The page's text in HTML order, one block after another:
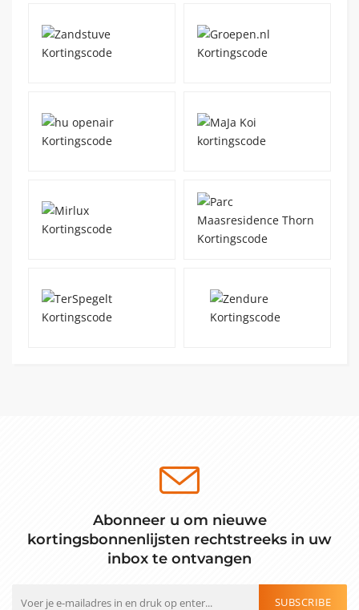
Abonneer u om nieuwe
kortingsbonnenlijsten rechtstreeks in uw
inbox te ontvangen
SUBSCRIBE